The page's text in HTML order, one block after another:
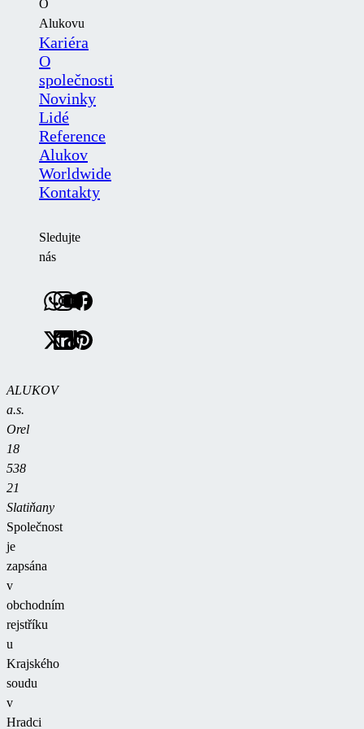
O
Alukovu
Kariéra
O
společnosti
Novinky
Lidé
Reference
Alukov
Worldwide
Kontakty
Sledujte
nás
ALUKOV
a.s.
Orel
18
538
21
Slatiňany
Společnost
je
zapsána
v
obchodním
rejstříku
u
Krajského
soudu
v
Hradci